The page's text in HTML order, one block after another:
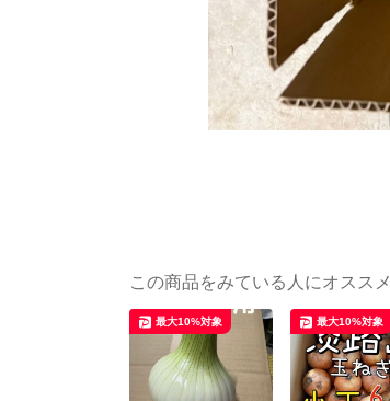
この商品をみている人にオススメ
最大10%対象 最大10%対象